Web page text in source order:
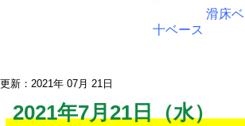
滑床
十ベース
更新：2021年 07月 21日
2021年7月21日（水）